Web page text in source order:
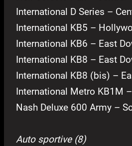
International D Series –
International KB5 –
International KB6 – East
International KB8 – East
International KB8 (bis) –
International Metro KB1M
Nash Deluxe 600 Army –
Auto sportive (8)